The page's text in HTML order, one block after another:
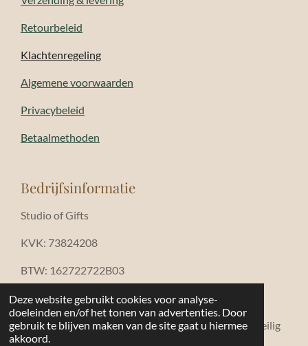
Deze website gebruikt cookies voor analyse-
doeleinden en/of het tonen van advertenties. Door
gebruik te blijven maken van de site gaat u hiermee
akkoord.
Retourbeleid
Klachtenregeling
Algemene voorwaarden
Privacybeleid
Betaalmethoden
Bedrijfsinformatie
Studio of Gifts
KVK: 73824208
BTW: 162722722B03
info@studioofgifts.nl
iDEAL · Bancontact · Visa · Mastercard · Klarna · Veilig